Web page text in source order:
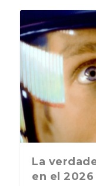
La última
nos
La
en el